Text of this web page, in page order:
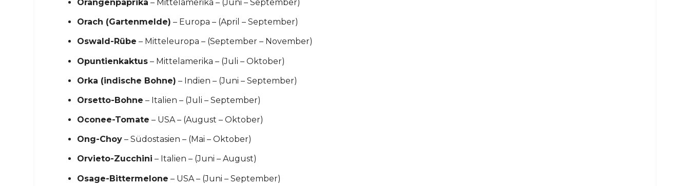
Orangenpaprika – Mittelamerika – (Juni – September)
Orach (Gartenmelde) – Europa – (April – September)
Oswald-Rübe – Mitteleuropa – (September – November)
Opuntienkaktus – Mittelamerika – (Juli – Oktober)
Orka (indische Bohne) – Indien – (Juni – September)
Orsetto-Bohne – Italien – (Juli – September)
Oconee-Tomate – USA – (August – Oktober)
Ong-Choy – Südostasien – (Mai – Oktober)
Orvieto-Zucchini – Italien – (Juni – August)
Osage-Bittermelone – USA – (Juni – September)